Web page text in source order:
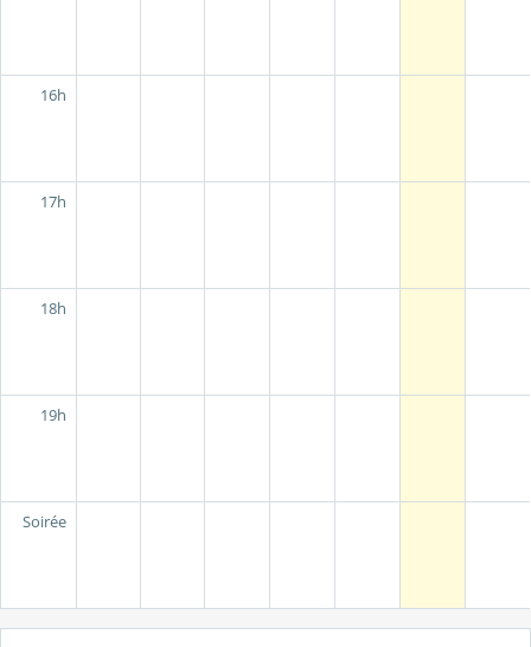
16h
17h
18h
19h
Soirée